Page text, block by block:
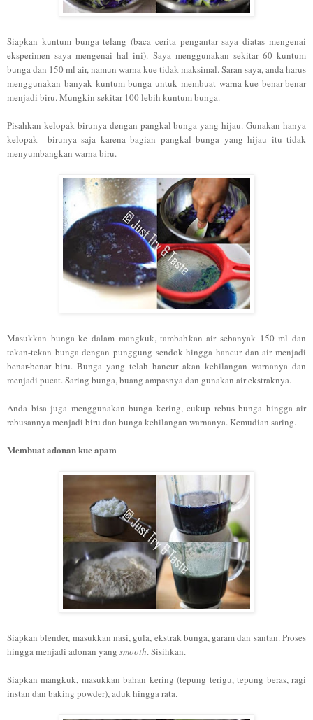
Siapkan kuntum bunga telang (baca cerita pengantar saya diatas mengenai
eksperimen saya mengenai hal ini). Saya menggunakan sekitar 60 kuntum
bunga dan 150 ml air, namun warna kue tidak maksimal. Saran saya, anda harus
menggunakan banyak kuntum bunga untuk membuat warna kue benar-benar
menjadi biru. Mungkin sekitar 100 lebih kuntum bunga.
Pisahkan kelopak birunya dengan pangkal bunga yang hijau. Gunakan hanya
kelopak birunya saja karena bagian pangkal bunga yang hijau itu tidak
menyumbangkan warna biru.
Masukkan bunga ke dalam mangkuk, tambahkan air sebanyak 150 ml dan
tekan-tekan bunga dengan punggung sendok hingga hancur dan air menjadi
benar-benar biru. Bunga yang telah hancur akan kehilangan warnanya dan
menjadi pucat. Saring bunga, buang ampasnya dan gunakan air ekstraknya.
Anda bisa juga menggunakan bunga kering, cukup rebus bunga hingga air
rebusannya menjadi biru dan bunga kehilangan warnanya. Kemudian saring.
Membuat adonan kue apam
Siapkan blender, masukkan nasi, gula, ekstrak bunga, garam dan santan. Proses
hingga menjadi adonan yang smooth. Sisihkan.
Siapkan mangkuk, masukkan bahan kering (tepung terigu, tepung beras, ragi
instan dan baking powder), aduk hingga rata.